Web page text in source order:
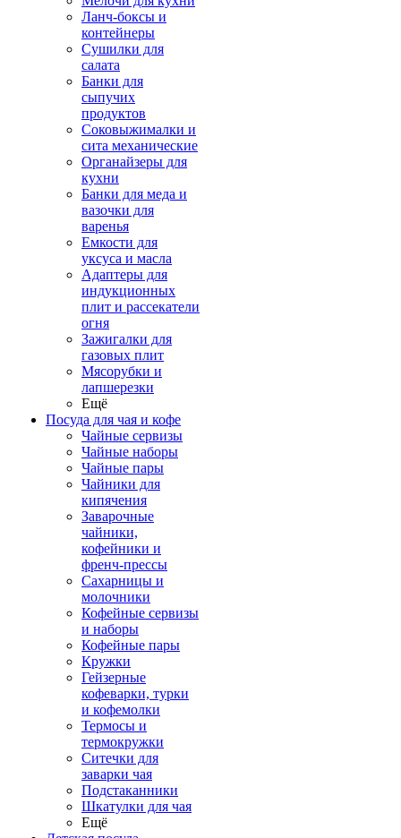
Ланч-боксы и
контейнеры
Сушилки для
салата
Банки для
сыпучих
продуктов
Соковыжималки и
сита механические
Органайзеры для
кухни
Банки для меда и
вазочки для
варенья
Емкости для
уксуса и масла
Адаптеры для
индукционных
плит и рассекатели
огня
Зажигалки для
газовых плит
Мясорубки и
лапшерезки
Ещё
Посуда для чая и кофе
Чайные сервизы
Чайные наборы
Чайные пары
Чайники для
кипячения
Заварочные
чайники,
кофейники и
френч-прессы
Сахарницы и
молочники
Кофейные сервизы
и наборы
Кофейные пары
Кружки
Гейзерные
кофеварки, турки
и кофемолки
Термосы и
термокружки
Ситечки для
заварки чая
Подстаканники
Шкатулки для чая
Ещё